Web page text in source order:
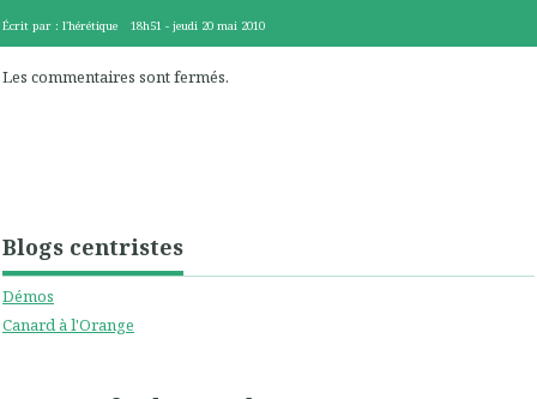
Blogs centristes
Démos
Canard à l'Orange
Écrit par : l'hérétique 18h51 -jeudi 20 mai 2010
Les commentaires sont fermés.